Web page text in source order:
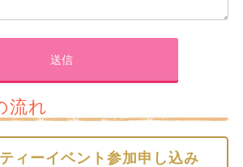
流れ
ィーイベント参加申し込み